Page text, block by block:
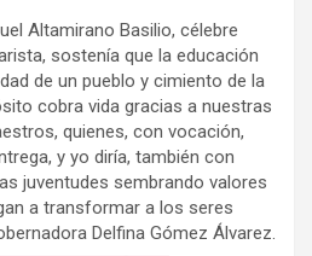
Altamirano Basilio, célebre
sostenía que la educación
de un pueblo y cimiento de la
cobra vida gracias a nuestras
quienes, con vocación,
y yo diría, también con
juventudes sembrando valores
a transformar a los seres
Delfina Gómez Álvarez.